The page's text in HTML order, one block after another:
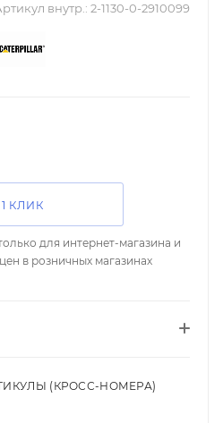
внутр.: 2-1130-0-2910099
КЛИК
для интернет-магазина и
в розничных магазинах
(КРОСС-НОМЕРА)